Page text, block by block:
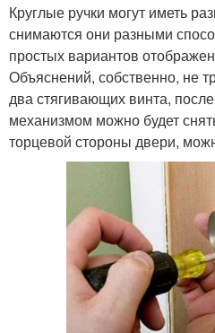
Круглые ручки могут иметь
снимаются они разными
простых вариантов
Объяснений, собственно, не
два стягивающих винта,
механизмом можно будет
торцевой стороны двери,